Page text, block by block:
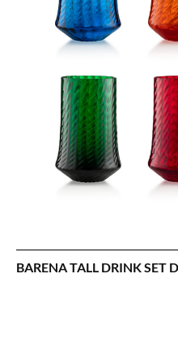
BARENA TALL DRINK SET